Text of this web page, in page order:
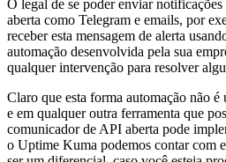
O legal de se poder enviar
aberta como Telegram e emails, por
receber esta mensagem de alerta
automação desenvolvida pela sua
qualquer intervenção para resolver
Claro que esta forma automação não
e em qualquer outra ferramenta que
comunicador de API aberta pode
o Uptime Kuma podemos contar com